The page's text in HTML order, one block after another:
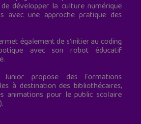
développer la culture numérique
avec une approche pratique des
également de s'initier au coding
avec son robot éducatif
Junior propose des formations
à destination des bibliothécaires,
animations pour le public scolaire